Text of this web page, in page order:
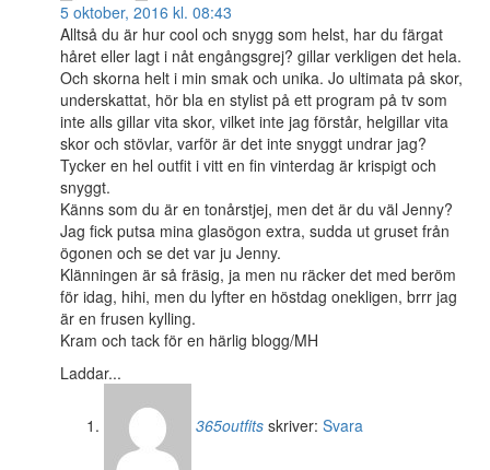
5 oktober, 2016 kl. 08:43
Alltså du är hur cool och snygg som helst, har du färgat
håret eller lagt i nåt engångsgrej? gillar verkligen det hela.
Och skorna helt i min smak och unika. Jo ultimata på skor,
underskattat, hör bla en stylist på ett program på tv som
inte alls gillar vita skor, vilket inte jag förstår, helgillar vita
skor och stövlar, varför är det inte snyggt undrar jag?
Tycker en hel outfit i vitt en fin vinterdag är krispigt och
snyggt.
Känns som du är en tonårstjej, men det är du väl Jenny?
Jag fick putsa mina glasögon extra, sudda ut gruset från
ögonen och se det var ju Jenny.
Klänningen är så fräsig, ja men nu räcker det med beröm
för idag, hihi, men du lyfter en höstdag onekligen, brrr jag
är en frusen kylling.
Kram och tack för en härlig blogg/MH
Laddar...
365outfits skriver: Svara